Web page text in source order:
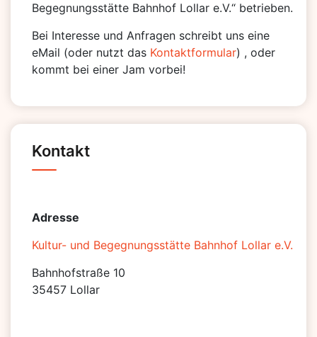
Begegnungsstätte Bahnhof Lollar e.V.“ betrieben.
Bei Interesse und Anfragen schreibt uns eine
eMail (oder nutzt das Kontaktformular) , oder
kommt bei einer Jam vorbei!
Kontakt
Adresse
Kultur- und Begegnungsstätte Bahnhof Lollar e.V.
Bahnhofstraße 10
35457 Lollar